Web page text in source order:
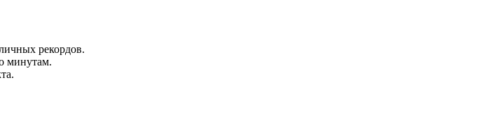
рекордов.
минутам.